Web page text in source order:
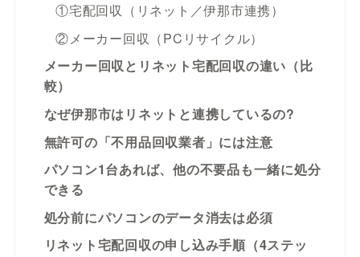
①宅配回収（リネット／伊那市連携）
②メーカー回収（PCリサイクル）
メーカー回収とリネット宅配回収の違い（比
較）
なぜ伊那市はリネットと連携しているの?
無許可の「不用品回収業者」には注意
パソコン1台あれば、他の不要品も一緒に処分
できる
処分前にパソコンのデータ消去は必須
リネット宅配回収の申し込み手順（4ステッ